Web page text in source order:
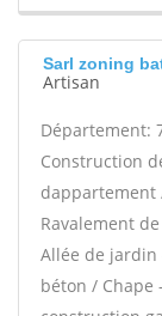
Sarl zoning
Artisan
Département:
Construction
Ravalement
Allée de jardin
béton / Chape